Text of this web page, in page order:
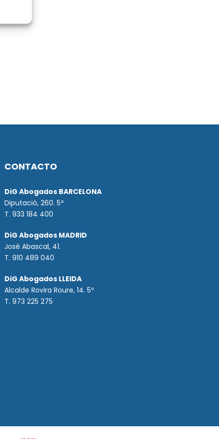
CONTACTO
DiG Abogados BARCELONA
Diputació, 260. 5º
T. 933 184 400
DiG Abogados MADRID
José Abascal, 41.
T.910 489 040
DiG Abogados LLEIDA
Alcalde Rovira Roure, 14. 5º
T. 973 225 275